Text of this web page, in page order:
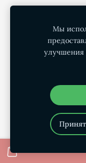
Мы
улучшения